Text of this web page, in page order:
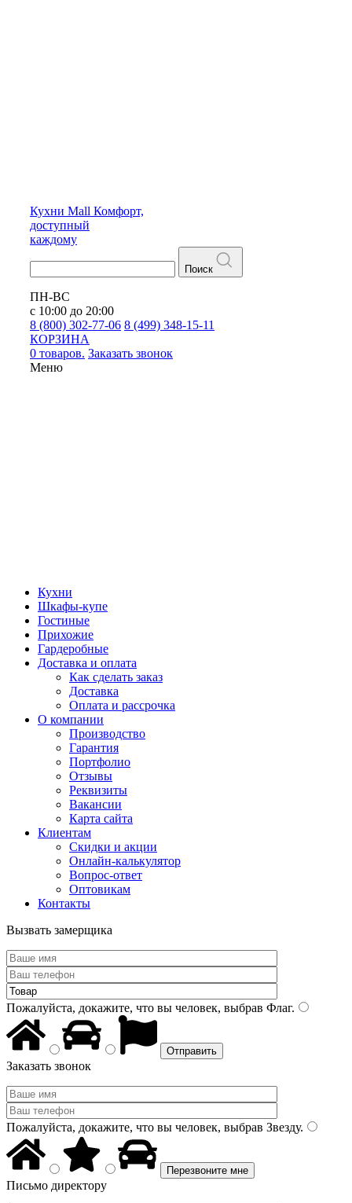
Кухни Mall Комфорт,
доступный
каждому
Поиск
ПН-ВС
с 10:00 до 20:00
8 (800) 302-77-06 8 (499) 348-15-11
КОРЗИНА
0 товаров. Заказать звонок
Меню
Кухни
Шкафы-купе
Гостиные
Прихожие
Гардеробные
Доставка и оплата
Как сделать заказ
Доставка
Оплата и рассрочка
О компании
Производство
Гарантия
Портфолио
Отзывы
Реквизиты
Вакансии
Карта сайта
Клиентам
Скидки и акции
Онлайн-калькулятор
Вопрос-ответ
Оптовикам
Контакты
Вызвать замерщика
Пожалуйста, докажите, что вы человек, выбрав Флаг.
Заказать звонок
Пожалуйста, докажите, что вы человек, выбрав Звезду.
Письмо директору